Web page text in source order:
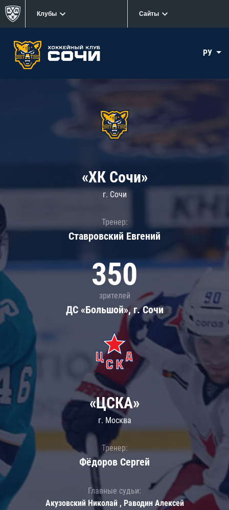
Клубы Сайты
РУ
«ХК Сочи»
г. Сочи
Тренер:
Ставровский Евгений
350
зрителей
ДС «Большой», г. Сочи
«ЦСКА»
г. Москва
Тренер:
Фёдоров Сергей
Главные судьи:
Акузовский Николай , Раводин Алексей